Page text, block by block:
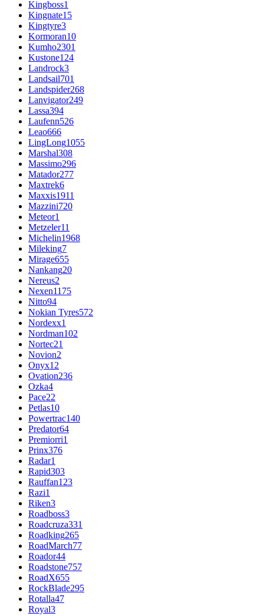
Kingboss1
Kingnate15
Kingtyre3
Kormoran10
Kumho2301
Kustone124
Landrock3
Landsail701
Landspider268
Lanvigator249
Lassa394
Laufenn526
Leao666
LingLong1055
Marshal308
Massimo296
Matador277
Maxtrek6
Maxxis1911
Mazzini720
Meteor1
Metzeler11
Michelin1968
Mileking7
Mirage655
Nankang20
Nereus2
Nexen1175
Nitto94
Nokian Tyres572
Nordexx1
Nordman102
Nortec21
Novion2
Onyx12
Ovation236
Ozka4
Pace22
Petlas10
Powertrac140
Predator64
Premiorri1
Prinx376
Radar1
Rapid303
Rauffan123
Razi1
Riken3
Roadboss3
Roadcruza331
Roadking265
RoadMarch77
Roador44
Roadstone757
RoadX655
RockBlade295
Rotalla47
Royal3